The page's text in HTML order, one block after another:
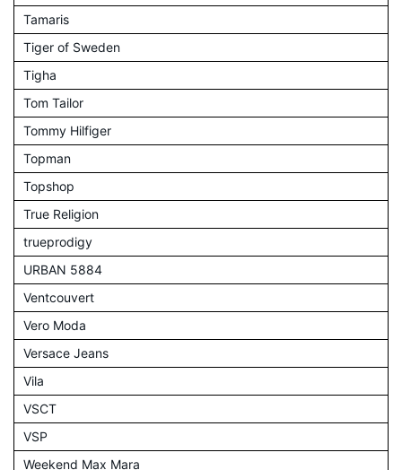
Tamaris
Tiger of Sweden
Tigha
Tom Tailor
Tommy Hilfiger
Topman
Topshop
True Religion
trueprodigy
URBAN 5884
Ventcouvert
Vero Moda
Versace Jeans
Vila
VSCT
VSP
Weekend Max Mara